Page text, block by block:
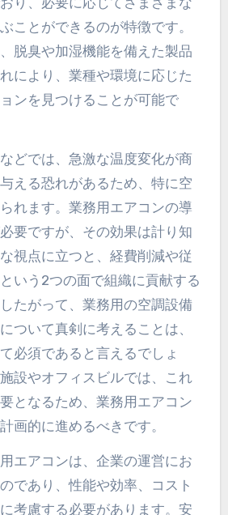
ことができるのが特徴です。
脱臭や加湿機能を備えた製品
により、業種や環境に応じた
ンを見つけることが可能で
どでは、急激な温度変化が商
える恐れがあるため、特に空
れます。業務用エアコンの導
要ですが、その効果は計り知
視点に立つと、経費削減や従
いう2つの面で組織に貢献する
たがって、業務用の空調設備
ついて真剣に考えることは、
必須であると言えるでしょ
設やオフィスビルでは、これ
となるため、業務用エアコン
画的に進めるべきです。
エアコンは、企業の運営にお
であり、性能や効率、コスト
考慮する必要があります。安